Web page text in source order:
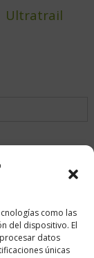
como las
del dispositivo. El
datos
únicas
Ultratrail